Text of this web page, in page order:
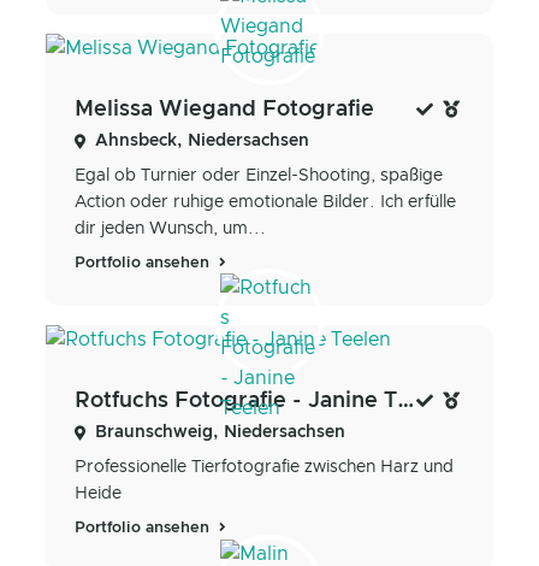
Melissa Wiegand Fotografie
Ahnsbeck, Niedersachsen
Egal ob Turnier oder Einzel-Shooting, spaßige
Action oder ruhige emotionale Bilder. Ich erfülle
dir jeden Wunsch, um...
Portfolio ansehen
Rotfuchs Fotografie - Janine Teelen
Braunschweig, Niedersachsen
Professionelle Tierfotografie zwischen Harz und
Heide
Portfolio ansehen